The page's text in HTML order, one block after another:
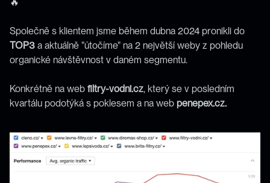
TOP3 a aktuálně "útočíme" na 2 největší weby z pohledu
organické návštěvnost v daném segmentu.
Konkrétně na web filtry-vodni.cz, který se v posledním
kvartálu podotýká s poklesem a na web penepex.cz.